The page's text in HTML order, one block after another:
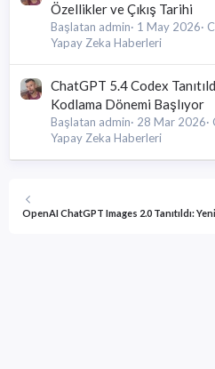
Özellikler ve Çıkış Tarihi
Başlatan admin 1 May 2026
Yapay Zeka Haberleri
ChatGPT 5.4 Codex
Kodlama Dönemi Başlıyor
Başlatan admin 28 Mar 2026
Yapay Zeka Haberleri